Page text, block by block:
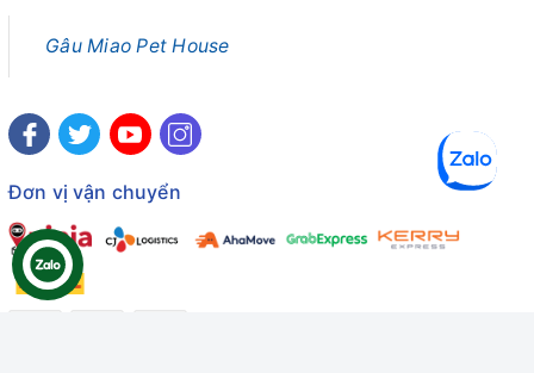
Gâu Miao Pet House
Đơn vị vận chuyển